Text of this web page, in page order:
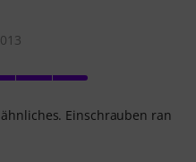
Einschrauben ran